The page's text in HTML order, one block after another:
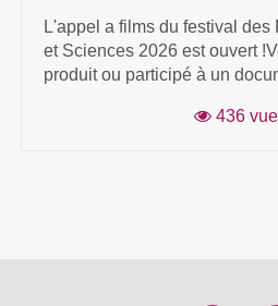
L'appel a films du festival
et Sciences 2026 est ouvert
produit ou participé à un
436